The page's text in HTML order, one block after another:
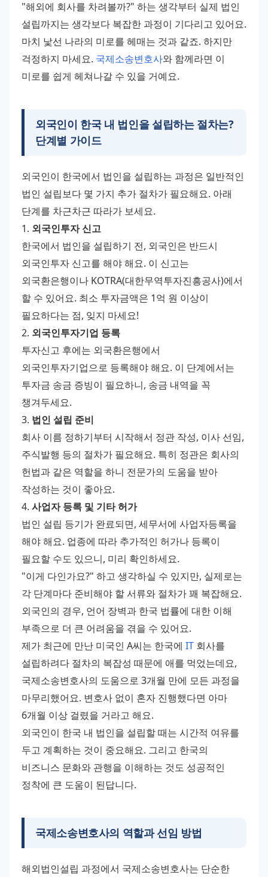
"해외에 회사를 차려볼까?" 하는 생각부터 실제 법인
설립까지는 생각보다 복잡한 과정이 기다리고 있어요.
마치 낯선 나라의 미로를 헤매는 것과 같죠. 하지만
걱정하지 마세요. 국제소송변호사와 함께라면 이
미로를 쉽게 헤쳐나갈 수 있을 거예요.
외국인이 한국 내 법인을 설립하는 절차는?
단계별 가이드
외국인이 한국에서 법인을 설립하는 과정은 일반적인
법인 설립보다 몇 가지 추가 절차가 필요해요. 아래
단계를 차근차근 따라가 보세요.
1. 외국인투자 신고
한국에서 법인을 설립하기 전, 외국인은 반드시
외국인투자 신고를 해야 해요. 이 신고는
외국환은행이나 KOTRA(대한무역투자진흥공사)에서
할 수 있어요. 최소 투자금액은 1억 원 이상이
필요하다는 점, 잊지 마세요!
2. 외국인투자기업 등록
투자신고 후에는 외국환은행에서
외국인투자기업으로 등록해야 해요. 이 단계에서는
투자금 송금 증빙이 필요하니, 송금 내역을 꼭
챙겨두세요.
3. 법인 설립 준비
회사 이름 정하기부터 시작해서 정관 작성, 이사 선임,
주식발행 등의 절차가 필요해요. 특히 정관은 회사의
헌법과 같은 역할을 하니 전문가의 도움을 받아
작성하는 것이 좋아요.
4. 사업자 등록 및 기타 허가
법인 설립 등기가 완료되면, 세무서에 사업자등록을
해야 해요. 업종에 따라 추가적인 허가나 등록이
필요할 수도 있으니, 미리 확인하세요.
"이게 다인가요?" 하고 생각하실 수 있지만, 실제로는
각 단계마다 준비해야 할 서류와 절차가 꽤 복잡해요.
외국인의 경우, 언어 장벽과 한국 법률에 대한 이해
부족으로 더 큰 어려움을 겪을 수 있어요.
제가 최근에 만난 미국인 A씨는 한국에 IT 회사를
설립하려다 절차의 복잡성 때문에 애를 먹었는데요,
국제소송변호사의 도움으로 3개월 만에 모든 과정을
마무리했어요. 변호사 없이 혼자 진행했다면 아마
6개월 이상 걸렸을 거라고 해요.
외국인이 한국 내 법인을 설립할 때는 시간적 여유를
두고 계획하는 것이 중요해요. 그리고 한국의
비즈니스 문화와 관행을 이해하는 것도 성공적인
정착에 큰 도움이 된답니다.
국제소송변호사의 역할과 선임 방법
해외법인설립 과정에서 국제소송변호사는 단순한